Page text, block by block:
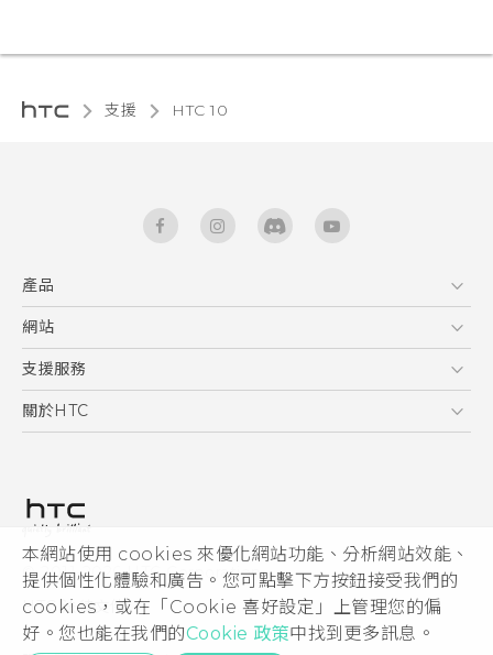
本網站使用 cookies 來優化網站功能、分析網站效能、
提供個性化體驗和廣告。您可點擊下方按鈕接受我們的
cookies，或在「Cookie 喜好設定」上管理您的偏
好。您也能在我們的Cookie 政策中找到更多訊息。
支援 HTC 10‎
產品
5G
智能手機
區塊鍊手機
網站
HTC Dev
HTC Research
支援服務
服務中心
關於HTC
私隱政策
產品安全
加入HTC
Security and Privacy Whitepaper
© 2011-2026 HTC Corporation
HTC 法律文件